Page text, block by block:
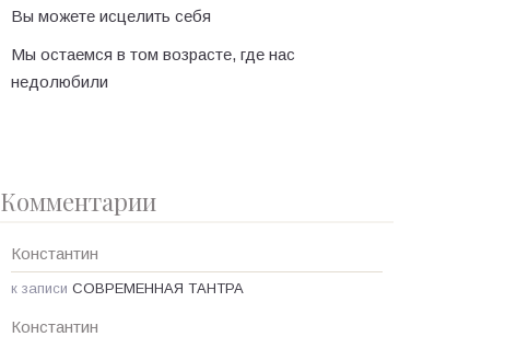
Вы можете исцелить себя
Мы остаемся в том возрасте, где нас
недолюбили
Комментарии
Константин
к записи СОВРЕМЕННАЯ ТАНТРА
Константин